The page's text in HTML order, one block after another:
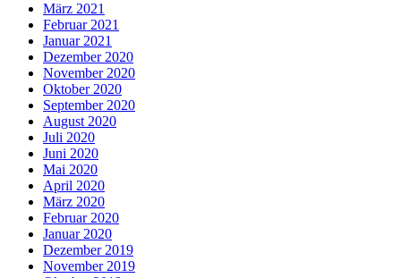
März 2021
Februar 2021
Januar 2021
Dezember 2020
November 2020
Oktober 2020
September 2020
August 2020
Juli 2020
Juni 2020
Mai 2020
April 2020
März 2020
Februar 2020
Januar 2020
Dezember 2019
November 2019